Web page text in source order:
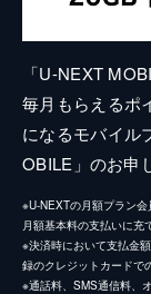
「U-NEXT
毎月もらえるポ
になるモバイル
OBILE」のお申
※U-NEXTの月額プラン
月額基本料の支払いに充
※決済時において支払金
録のクレジットカードで
※通話料、SMS通信料、